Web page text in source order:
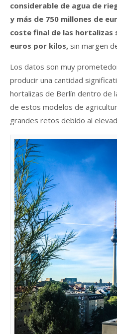
considerable de agua de
y más de 750 millones de
coste final de las hortalizas
euros por kilos, sin margen
Los datos son muy
producir una cantidad
hortalizas de Berlín dentro de
de estos modelos de
grandes retos debido al